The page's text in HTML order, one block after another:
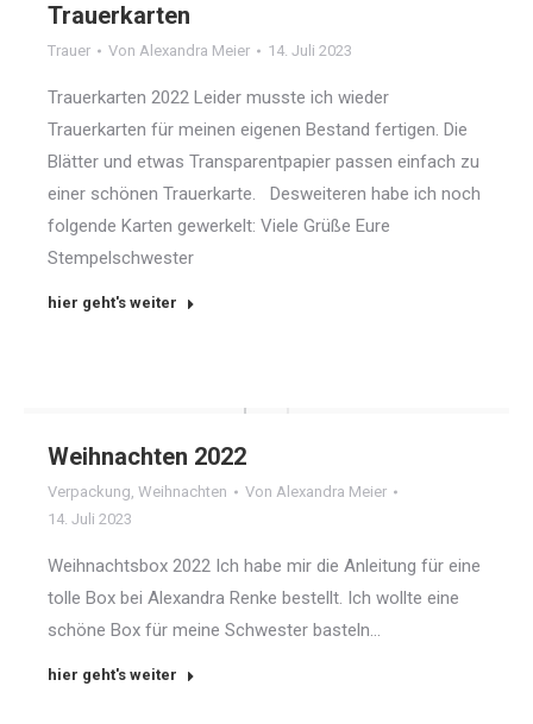
Trauerkarten
Trauer Von Alexandra Meier 14. Juli 2023
Trauerkarten 2022 Leider musste ich wieder
Trauerkarten für meinen eigenen Bestand fertigen. Die
Blätter und etwas Transparentpapier passen einfach zu
einer schönen Trauerkarte. Desweiteren habe ich noch
folgende Karten gewerkelt: Viele Grüße Eure
Stempelschwester
hier geht's weiter
Weihnachten 2022
Verpackung, Weihnachten Von Alexandra Meier
14. Juli 2023
Weihnachtsbox 2022 Ich habe mir die Anleitung für eine
tolle Box bei Alexandra Renke bestellt. Ich wollte eine
schöne Box für meine Schwester basteln…
hier geht's weiter